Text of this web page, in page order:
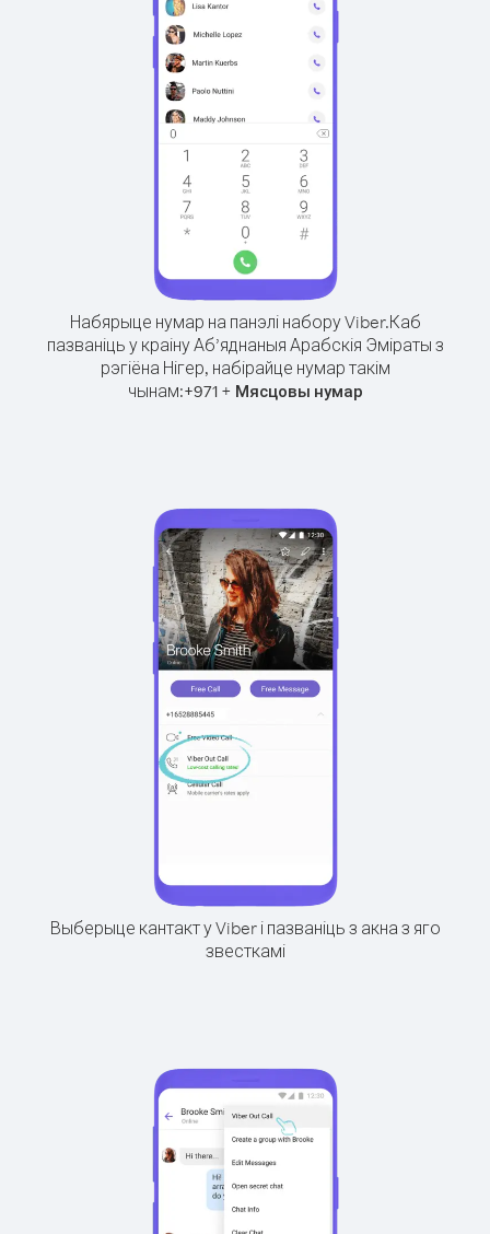
Набярыце нумар на панэлі набору Viber.Каб
пазваніць у краіну Аб’яднаныя Арабскія Эміраты з
рэгіёна Нігер, набірайце нумар такім
чынам:+971+ Мясцовы нумар
Выберыце кантакт у Viber і пазваніць з акна з яго
звесткамі